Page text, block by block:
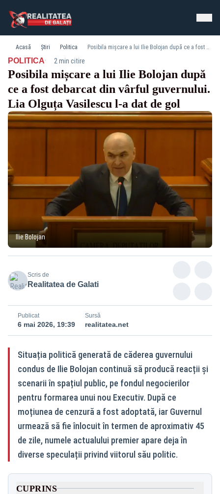
Acasă Știri Politica Posibila mișcare a lui Ilie Bolojan după ce a fost debarcat din vârful guvernului. Lia Olguța Vasilescu l-a dat de gol
POLITICA· 2 min citire
Posibila mișcare a lui Ilie Bolojan după
ce a fost debarcat din vârful guvernului.
Lia Olguța Vasilescu l-a dat de gol
Ilie Bolojan
Scris de
Realitatea de Galati
Publicat
6 mai 2026, 19:39
Sursă
realitatea.net
Situația politică generată de căderea guvernului
condus de Ilie Bolojan continuă să producă reacții și
scenarii în spațiul public, pe fondul negocierilor
pentru formarea unui nou Executiv. După ce
moțiunea de cenzură a fost adoptată, iar Guvernul
urmează să fie înlocuit în termen de aproximativ 45
de zile, numele actualului premier apare deja în
diverse speculații privind viitorul său politic.
CUPRINS